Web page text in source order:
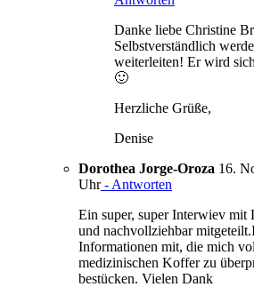
Danke liebe Christine
Selbstverständlich
weiterleiten! Er wird
🙂
Herzliche Grüße,
Denise
Dorothea Jorge-Oroza 16.
Uhr- Antworten
Ein super, super Interwiev mit
und nachvollziehbar
Informationen mit, die mich
medizinischen Koffer zu
bestücken. Vielen Dank